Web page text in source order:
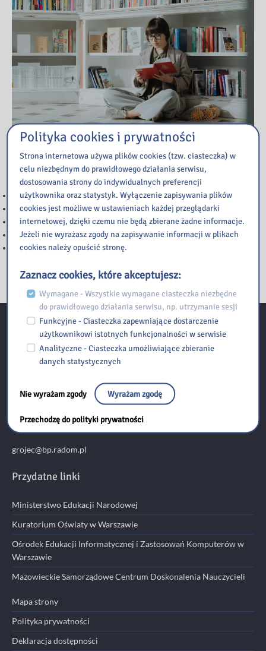
Przeczytaj
WAŻNA INFORMACJA
WAŻNA INFORMACJA
Zapraszamy na nową wystawę w Bibliotece Pedagogicznej w Grójcu!
ZMIANA GODZIN PRACY BIBLIOTEKI
Zakończenie projektu „Jakie zawody znamy ?”
Kontakt:
Różana 9,
grojec@bp.radom.pl
Przydatne linki
Ministerstwo Edukacji Narodowej
Kuratorium Oświaty w Warszawie
Ośrodek Edukacji Informatycznej i Zastosowań Komputerów w
Warszawie
Mazowieckie Samorządowe Centrum Doskonalenia Nauczycieli
Mapa strony
Polityka prywatności
Deklaracja dostępności
Polityka cookies i prywatności
Strona internetowa używa plików cookies (tzw. ciasteczka) w
celu niezbędnym do prawidłowego działania serwisu,
dostosowania strony do indywidualnych preferencji
użytkownika oraz statystyk. Wyłączenie zapisywania plików
cookies jest możliwe w ustawieniach każdej przeglądarki
internetowej, dzięki czemu nie będą zbierane żadne informacje.
Jeżeli nie wyrażasz zgody na zapisywanie informacji w plikach
cookies należy opuścić stronę.
Zaznacz cookies, które akceptujesz:
Wymagane - Wszystkie wymagane ciasteczka niezbędne
do prawidłowego działania serwisu, np. utrzymanie sesji
Funkcyjne - Ciasteczka zapewniające dostarczenie
użytkownikowi istotnych funkcjonalności w serwisie
Analityczne - Ciasteczka umożliwiające zbieranie
danych statystycznych
Nie wyrażam zgody Wyrażam zgodę
Przechodzę do polityki prywatności